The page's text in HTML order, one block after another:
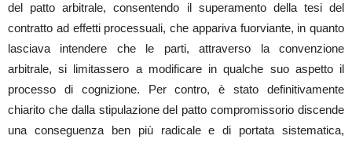
del patto arbitrale, consentendo il superamento della tesi del
contratto ad effetti processuali, che appariva fuorviante, in quanto
lasciava intendere che le parti, attraverso la convenzione
arbitrale, si limitassero a modificare in qualche suo aspetto il
processo di cognizione. Per contro, è stato definitivamente
chiarito che dalla stipulazione del patto compromissorio discende
una conseguenza ben più radicale e di portata sistematica,